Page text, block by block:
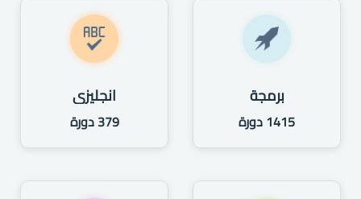
برمجة
1415 دورة
انجليزي
379 دورة